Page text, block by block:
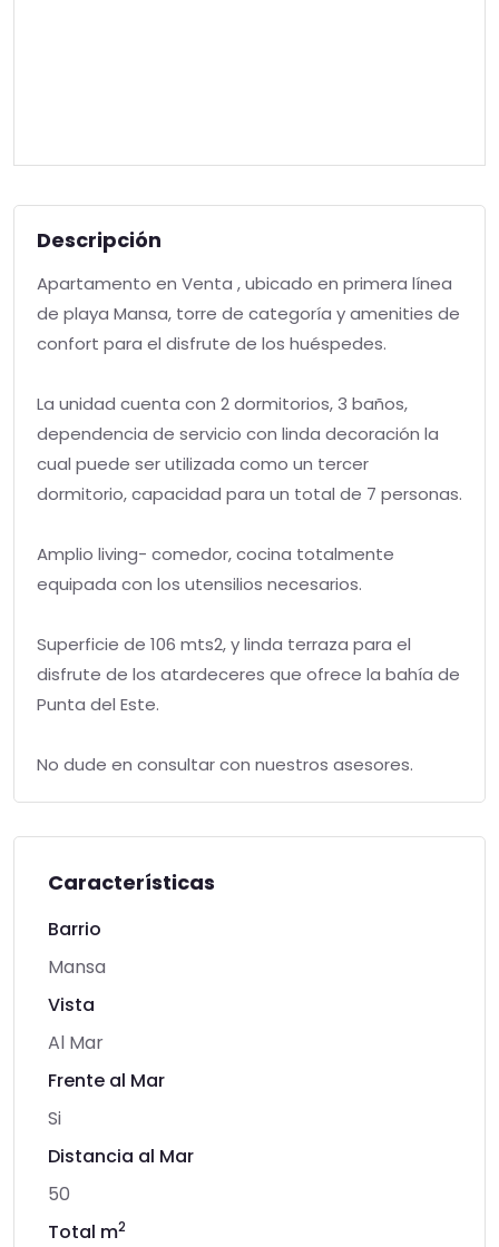
Descripción
Apartamento en Venta , ubicado en primera línea
de playa Mansa, torre de categoría y amenities de
confort para el disfrute de los huéspedes.
La unidad cuenta con 2 dormitorios, 3 baños,
dependencia de servicio con linda decoración la
cual puede ser utilizada como un tercer
dormitorio, capacidad para un total de 7 personas.
Amplio living- comedor, cocina totalmente
equipada con los utensilios necesarios.
Superficie de 106 mts2, y linda terraza para el
disfrute de los atardeceres que ofrece la bahía de
Punta del Este.
No dude en consultar con nuestros asesores.
Características
Barrio
Mansa
Vista
Al Mar
Frente al Mar
Si
Distancia al Mar
50
Total m2